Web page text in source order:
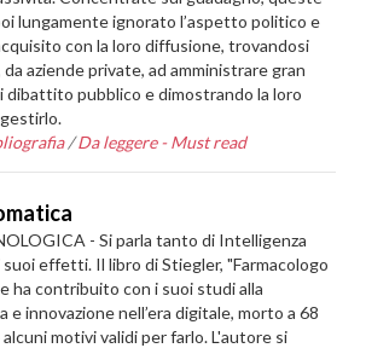
lungamente ignorato l’aspetto politico e
con la loro diffusione, trovandosi
aziende private, ad amministrare gran
dibattito pubblico e dimostrando la loro
/Da leggere - Must read
- Si parla tanto di Intelligenza
effetti. Il libro di Stiegler, "Farmacologo
ha contribuito con i suoi studi alla
e innovazione nell’era digitale, morto a 68
motivi validi per farlo. L'autore si